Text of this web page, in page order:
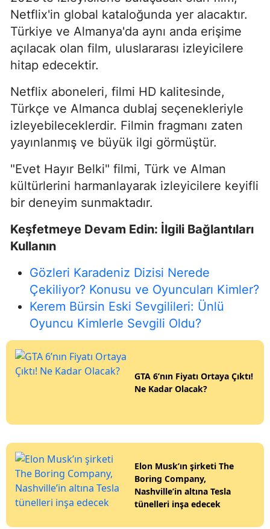
Netflix'in global kataloğunda yer alacaktır.
Türkiye ve Almanya'da aynı anda erişime
açılacak olan film, uluslararası izleyicilere
hitap edecektir.
Netflix aboneleri, filmi HD kalitesinde,
Türkçe ve Almanca dublaj seçenekleriyle
izleyebileceklerdir. Filmin fragmanı zaten
yayınlanmış ve büyük ilgi görmüştür.
"Evet Hayır Belki" filmi, Türk ve Alman
kültürlerini harmanlayarak izleyicilere keyifli
bir deneyim sunmaktadır.
Keşfetmeye Devam Edin: İlgili Bağlantıları
Kullanın
Gözleri Karadeniz Dizisi Nerede
Çekiliyor? Konusu ve Oyuncuları Kimler?
Kerem Bürsin Eski Sevgilileri: Ünlü
Oyuncu Kimlerle Sevgili Oldu?
GTA 6’nın Fiyatı Ortaya Çıktı!
Ne Kadar Olacak?
Elon Musk’ın şirketi The
Boring Company,
Nashville’in altına Tesla
tünelleri inşa edecek